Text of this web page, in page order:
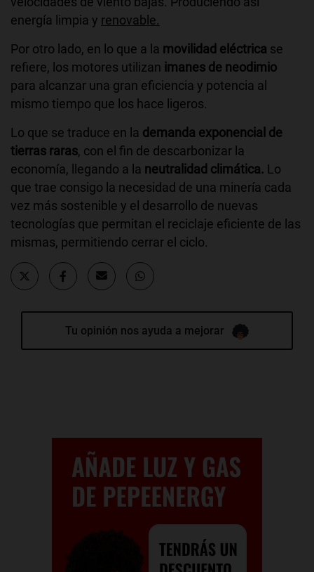
energía limpia y renovable.
Por otro lado, en lo que a la movilidad eléctrica se
refiere, los motores utilizan imanes de neodimio
para alcanzar una gran eficiencia y potencia al
mismo tiempo que los hace ligeros.
Lo que se traduce en la demanda exponencial de
tierras raras, con el fin de descarbonizar la
economía, llegando a la neutralidad climática. Lo
que trae consigo la necesidad de una minería cada
vez más sostenible y el desarrollo de nuevas
tecnologías que permitan el reciclaje eficiente de las
mismas, permitiendo cerrar el ciclo.
Tu opinión nos ayuda a mejorar